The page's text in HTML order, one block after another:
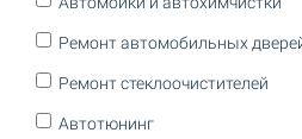
Ремонт автомобильных
Ремонт стеклоочистителей
Автотюнинг